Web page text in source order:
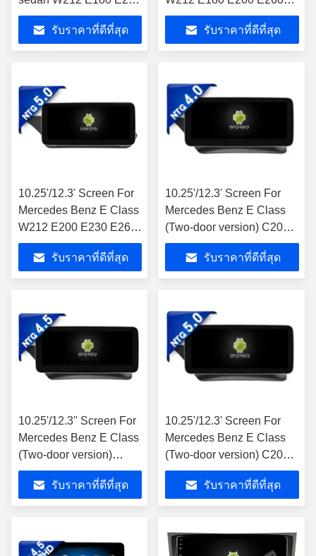
E260 E300 E320 E350
E400 E500 E550
E63AMG 2013-2015
มัลติมีเดีย เพลย์
รับราคาที่ดีที่สุด
E300 E320 2010-2012
NTG4.0 แอนดรอยด์
มัลติมีเดีย เพลย์
รับราคาที่ดีที่สุด
10.25'/12.3' Screen For
Mercedes Benz E Class
W212 E200 E230 E260
2015-2016 NTG5.0 แอน
ดรอยด์ มัลติมีเดีย เพลย์
รับราคาที่ดีที่สุด
10.25'/12.3' Screen For
Mercedes Benz E Class
(Two-door version) C207
W207 E180 E200 E260
E300 E320 E350 E400
E500 E550 E63AMG
ดรอยด์ มัลติมีเดีย เพลย์
รับราคาที่ดีที่สุด
10.25'/12.3'' Screen For
Mercedes Benz E Class
(Two-door version)
W207 E180 E200 E260
E300 E320 E350 E400
E500 E550 E63AMG
ดรอยด์ มัลติมีเดีย เพลย์
รับราคาที่ดีที่สุด
10.25'/12.3' Screen For
Mercedes Benz E Class
(Two-door version) C207
A207 E180 E200 E260
E300 E320 E350 E400
E500 E550 E63AMG
ดรอยด์ มัลติมีเดีย เพลย์
รับราคาที่ดีที่สุด